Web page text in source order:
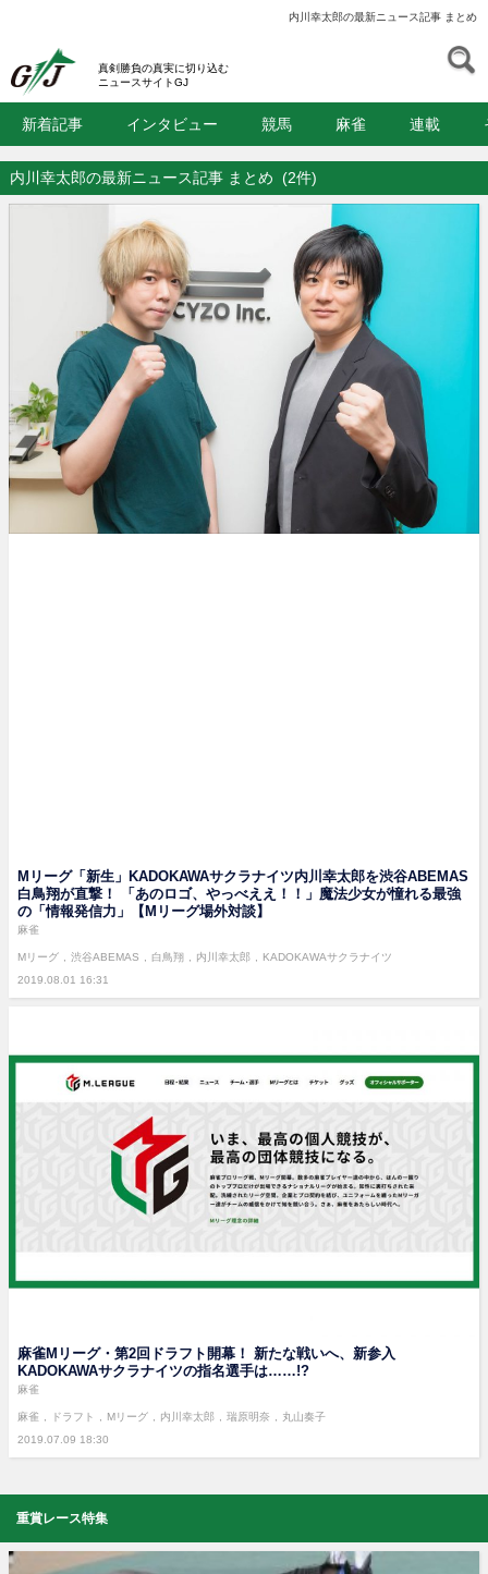
内川幸太郎の最新ニュース記事 まとめ
真剣勝負の真実に切り込む
ニュースサイトGJ
新着記事 インタビュー 競馬 麻雀 連載
内川幸太郎の最新ニュース記事 まとめ (2件)
Mリーグ「新生」KADOKAWAサクラナイツ内川幸太郎を渋谷ABEMAS
白鳥翔が直撃！ 「あのロゴ、やっべええ！！」魔法少女が憧れる最強
の「情報発信力」【Mリーグ場外対談】
2019.08.01 16:31
麻雀
Mリーグ 渋谷ABEMAS 白鳥翔 内川幸太郎 KADOKAWAサクラナイツ
麻雀Mリーグ・第2回ドラフト開幕！ 新たな戦いへ、新参入
KADOKAWAサクラナイツの指名選手は……!?
2019.07.09 18:30
麻雀
麻雀 ドラフト Mリーグ 内川幸太郎 瑞原明奈 丸山奏子
重賞レース特集